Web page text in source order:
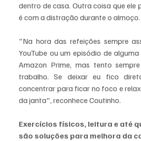
dentro de casa. Outra coisa que ele
é com a distração durante o almoço.
"Na hora das refeições sempre
YouTube ou um episódio de
Amazon Prime, mas tento
trabalho. Se deixar eu fico
concentrar para ficar no foco e
da janta", reconhece Coutinho.
Exercícios físicos, leitura e até
são soluções para melhora da